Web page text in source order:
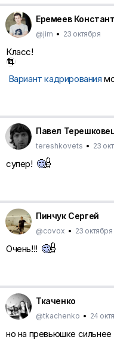
Еремеев
@jim • 23 октября
Класс!
Вариант кадрирования
Павел
tereshkovets • 23
супер!
Пинчук Сергей
@covox • 23 октября
Очень!!!
Ткаченко
@tkachenko • 24
но на превьюшке сильнее